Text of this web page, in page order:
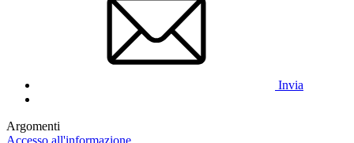
Invia
Argomenti
Accesso all'informazione